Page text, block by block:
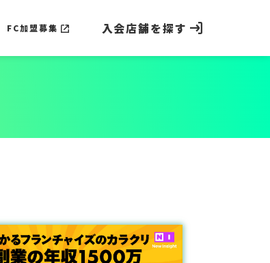
FC加盟募集
入会店舗を探す